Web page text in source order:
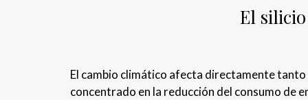
El
El cambio climático afecta directamente tanto
concentrado en la reducción del consumo de